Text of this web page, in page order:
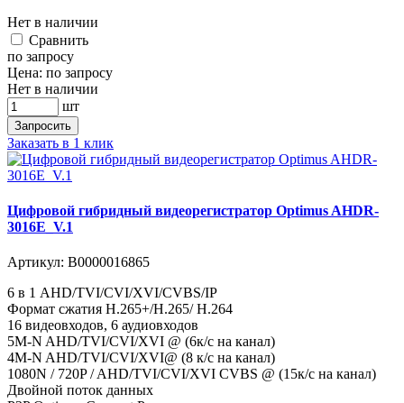
Нет в наличии
Cравнить
по запросу
Цена: по запросу
Нет в наличии
шт
Запросить
Заказать в 1 клик
Цифровой гибридный видеорегистратор Optimus AHDR-
3016E_V.1
Артикул: В0000016865
6 в 1 AHD/TVI/CVI/XVI/CVBS/IP
Формат сжатия H.265+/H.265/ H.264
16 видеовходов, 6 аудиовходов
5M-N AHD/TVI/CVI/XVI @ (6к/с на канал)
4M-N AHD/TVI/CVI/XVI@ (8 к/с на канал)
1080N / 720P / AHD/TVI/CVI/XVI CVBS @ (15к/с на канал)
Двойной поток данных